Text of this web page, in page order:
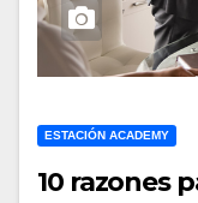
ESTACIÓN ACADEMY
10 razones